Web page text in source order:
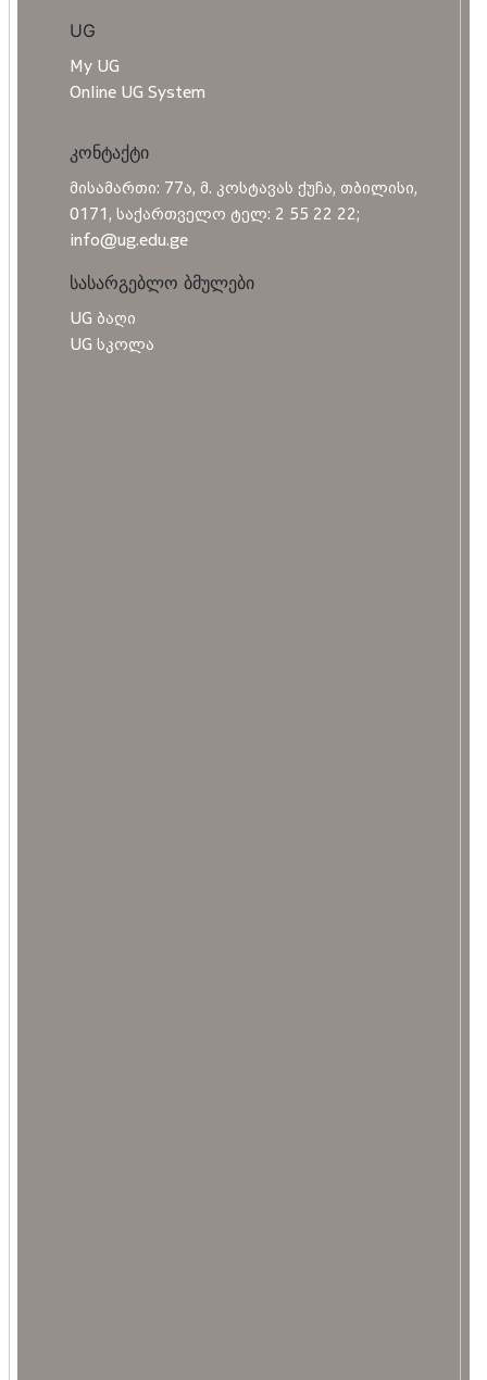
UG
My UG
Online UG System
კონტაქტი
მისამართი: 77ა, მ. კოსტავას ქუჩა, თბილისი,
0171, საქართველო ტელ: 2 55 22 22;
info@ug.edu.ge
სასარგებლო ბმულები
UG ბაღი
UG სკოლა